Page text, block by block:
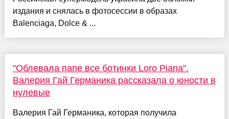
издания и снялась в фотосессии в образах
Balenciaga, Dolce & ...
"Облевала папе все ботинки Loro Piana".
Валерия Гай Германика рассказала о юности в
нулевые
Валерия Гай Германика, которая получила